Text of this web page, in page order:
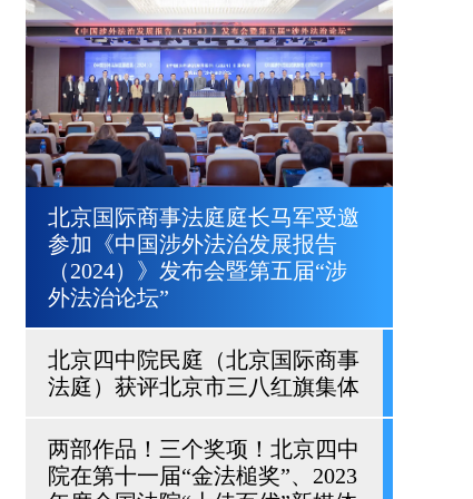
北京国际商事法庭庭长马军受邀
参加《中国涉外法治发展报告
（2024）》发布会暨第五届“涉
外法治论坛”
北京四中院民庭（北京国际商事
法庭）获评北京市三八红旗集体
两部作品！三个奖项！北京四中
院在第十一届“金法槌奖”、2023